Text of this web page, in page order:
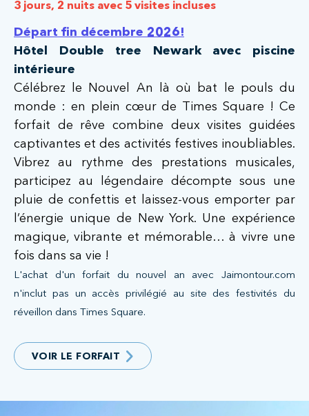
3 jours, 2 nuits avec 5 visites incluses
Départ fin décembre 2026!
Hôtel Double tree Newark avec piscine
intérieure
Célébrez le Nouvel An là où bat le pouls du
monde : en plein cœur de Times Square ! Ce
forfait de rêve combine deux visites guidées
captivantes et des activités festives inoubliables.
Vibrez au rythme des prestations musicales,
participez au légendaire décompte sous une
pluie de confettis et laissez-vous emporter par
l’énergie unique de New York. Une expérience
magique, vibrante et mémorable… à vivre une
fois dans sa vie !
L'achat d'un forfait du nouvel an avec Jaimontour.com
n'inclut pas un accès privilégié au site des festivités du
réveillon dans Times Square.
VOIR LE FORFAIT